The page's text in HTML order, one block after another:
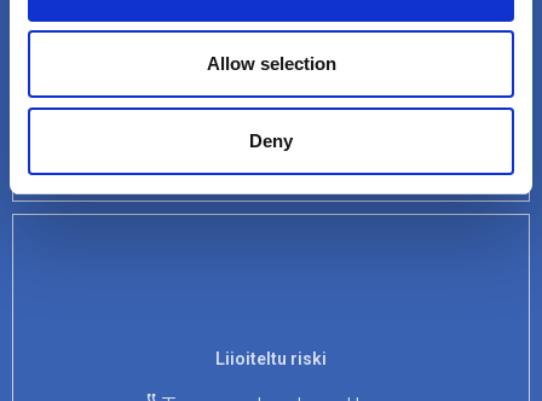
Allow selection
Deny
Liioiteltu riski